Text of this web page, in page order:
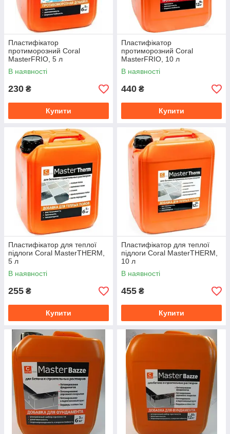
Пластифікатор
протиморозний Coral
MasterFRIO, 5 л
В наявності
230 ₴
Купити
Пластифікатор
протиморозний Coral
MasterFRIO, 10 л
В наявності
440 ₴
Купити
Пластифікатор для теплої
підлоги Coral MasterTHERM,
5 л
В наявності
255 ₴
Купити
Пластифікатор для теплої
підлоги Coral MasterTHERM,
10 л
В наявності
455 ₴
Купити